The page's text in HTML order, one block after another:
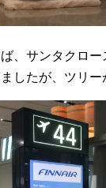
、サンタクロ
したが、ツリー